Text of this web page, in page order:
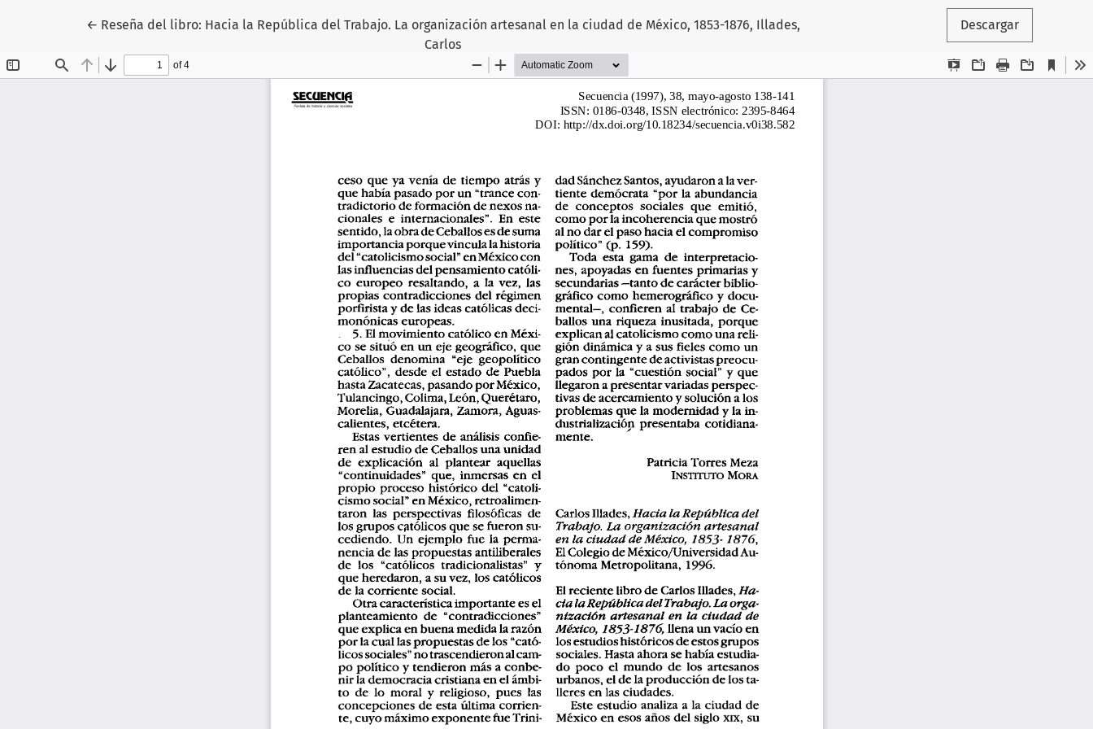
← Volver a los detalles del artículo
Reseña del libro: Hacia la República del Trabajo. La organización artesanal en la ciudad de México, 1853-1876, Illades,
Carlos
Descargar